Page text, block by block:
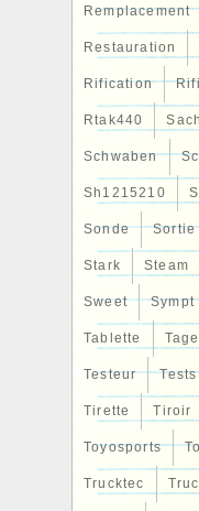
Remplacement
Restauration
Rification
Rtak440
Schwaben
Sh1215210
Sonde Sortie
Stark Steam
Sweet Sympt
Tablette Tage
Testeur Tests
Tirette Tiroir
Toyosports
Trucktec